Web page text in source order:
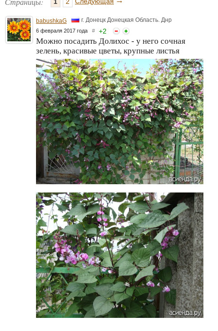
babushkaG г. Донецк Донецкая Область. Днр
6 февраля 2017 года # +2
Можно посадить Долихос - у него сочная
зелень, красивые цветы, крупные листья